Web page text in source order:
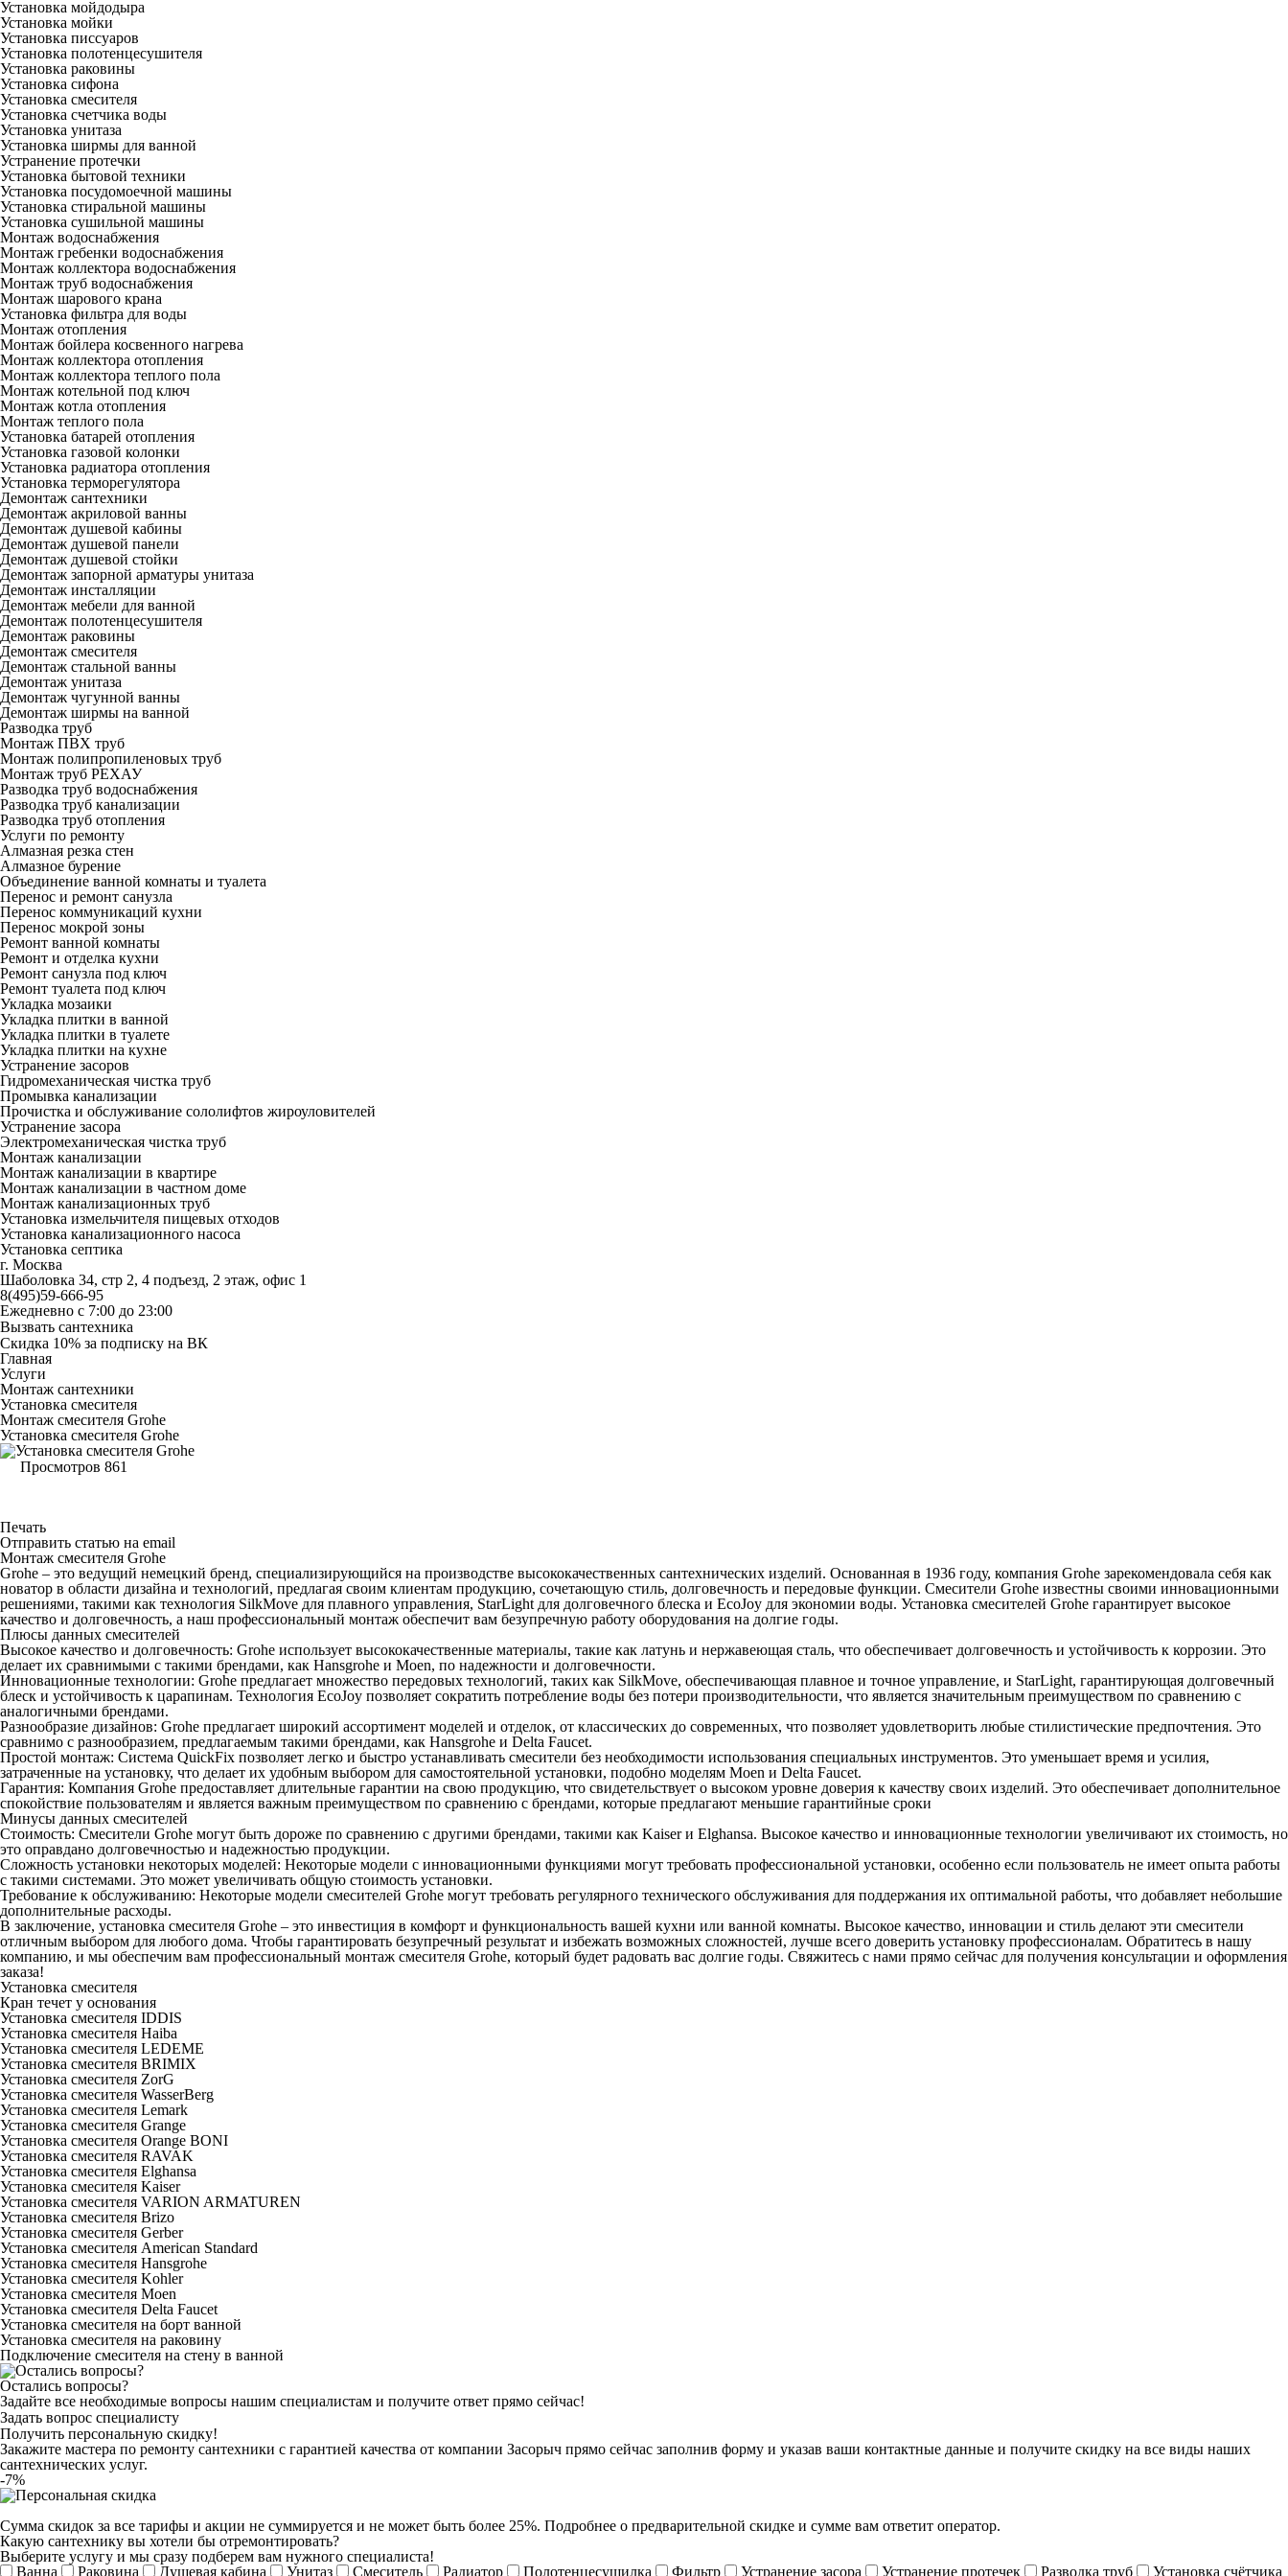
Установка мойдодыра
Установка мойки
Установка писсуаров
Установка полотенцесушителя
Установка раковины
Установка сифона
Установка смесителя
Установка счетчика воды
Установка унитаза
Установка ширмы для ванной
Устранение протечки
Установка бытовой техники
Установка посудомоечной машины
Установка стиральной машины
Установка сушильной машины
Монтаж водоснабжения
Монтаж гребенки водоснабжения
Монтаж коллектора водоснабжения
Монтаж труб водоснабжения
Монтаж шарового крана
Установка фильтра для воды
Монтаж отопления
Монтаж бойлера косвенного нагрева
Монтаж коллектора отопления
Монтаж коллектора теплого пола
Монтаж котельной под ключ
Монтаж котла отопления
Монтаж теплого пола
Установка батарей отопления
Установка газовой колонки
Установка радиатора отопления
Установка терморегулятора
Демонтаж сантехники
Демонтаж акриловой ванны
Демонтаж душевой кабины
Демонтаж душевой панели
Демонтаж душевой стойки
Демонтаж запорной арматуры унитаза
Демонтаж инсталляции
Демонтаж мебели для ванной
Демонтаж полотенцесушителя
Демонтаж раковины
Демонтаж смесителя
Демонтаж стальной ванны
Демонтаж унитаза
Демонтаж чугунной ванны
Демонтаж ширмы на ванной
Разводка труб
Монтаж ПВХ труб
Монтаж полипропиленовых труб
Монтаж труб РЕХАУ
Разводка труб водоснабжения
Разводка труб канализации
Разводка труб отопления
Услуги по ремонту
Алмазная резка стен
Алмазное бурение
Объединение ванной комнаты и туалета
Перенос и ремонт санузла
Перенос коммуникаций кухни
Перенос мокрой зоны
Ремонт ванной комнаты
Ремонт и отделка кухни
Ремонт санузла под ключ
Ремонт туалета под ключ
Укладка мозаики
Укладка плитки в ванной
Укладка плитки в туалете
Укладка плитки на кухне
Устранение засоров
Гидромеханическая чистка труб
Промывка канализации
Прочистка и обслуживание сололифтов жироуловителей
Устранение засора
Электромеханическая чистка труб
Монтаж канализации
Монтаж канализации в квартире
Монтаж канализации в частном доме
Монтаж канализационных труб
Установка измельчителя пищевых отходов
Установка канализационного насоса
Установка септика
г. Москва
Шаболовка 34, стр 2, 4 подъезд, 2 этаж, офис 1
8(495)59-666-95
Ежедневно с 7:00 до 23:00
Вызвать сантехника
Скидка 10% за подписку на ВК
Главная
Услуги
Монтаж сантехники
Установка смесителя
Монтаж смесителя Grohe
Установка смесителя Grohe
Просмотров 861
Печать
Отправить статью на email
Монтаж смесителя Grohe
Grohe – это ведущий немецкий бренд, специализирующийся на производстве высококачественных сантехнических изделий. Основанная в 1936 году, компания Grohe зарекомендовала себя как
новатор в области дизайна и технологий, предлагая своим клиентам продукцию, сочетающую стиль, долговечность и передовые функции. Смесители Grohe известны своими инновационными
решениями, такими как технология SilkMove для плавного управления, StarLight для долговечного блеска и EcoJoy для экономии воды. Установка смесителей Grohe гарантирует высокое
качество и долговечность, а наш профессиональный монтаж обеспечит вам безупречную работу оборудования на долгие годы.
Плюсы данных смесителей
Высокое качество и долговечность: Grohe использует высококачественные материалы, такие как латунь и нержавеющая сталь, что обеспечивает долговечность и устойчивость к коррозии. Это
делает их сравнимыми с такими брендами, как Hansgrohe и Moen, по надежности и долговечности.
Инновационные технологии: Grohe предлагает множество передовых технологий, таких как SilkMove, обеспечивающая плавное и точное управление, и StarLight, гарантирующая долговечный
блеск и устойчивость к царапинам. Технология EcoJoy позволяет сократить потребление воды без потери производительности, что является значительным преимуществом по сравнению с
аналогичными брендами.
Разнообразие дизайнов: Grohe предлагает широкий ассортимент моделей и отделок, от классических до современных, что позволяет удовлетворить любые стилистические предпочтения. Это
сравнимо с разнообразием, предлагаемым такими брендами, как Hansgrohe и Delta Faucet.
Простой монтаж: Система QuickFix позволяет легко и быстро устанавливать смесители без необходимости использования специальных инструментов. Это уменьшает время и усилия,
затраченные на установку, что делает их удобным выбором для самостоятельной установки, подобно моделям Moen и Delta Faucet.
Гарантия: Компания Grohe предоставляет длительные гарантии на свою продукцию, что свидетельствует о высоком уровне доверия к качеству своих изделий. Это обеспечивает дополнительное
спокойствие пользователям и является важным преимуществом по сравнению с брендами, которые предлагают меньшие гарантийные сроки
Минусы данных смесителей
Стоимость: Смесители Grohe могут быть дороже по сравнению с другими брендами, такими как Kaiser и Elghansa. Высокое качество и инновационные технологии увеличивают их стоимость, но
это оправдано долговечностью и надежностью продукции.
Сложность установки некоторых моделей: Некоторые модели с инновационными функциями могут требовать профессиональной установки, особенно если пользователь не имеет опыта работы
с такими системами. Это может увеличивать общую стоимость установки.
Требование к обслуживанию: Некоторые модели смесителей Grohe могут требовать регулярного технического обслуживания для поддержания их оптимальной работы, что добавляет небольшие
дополнительные расходы.
В заключение, установка смесителя Grohe – это инвестиция в комфорт и функциональность вашей кухни или ванной комнаты. Высокое качество, инновации и стиль делают эти смесители
отличным выбором для любого дома. Чтобы гарантировать безупречный результат и избежать возможных сложностей, лучше всего доверить установку профессионалам. Обратитесь в нашу
компанию, и мы обеспечим вам профессиональный монтаж смесителя Grohe, который будет радовать вас долгие годы. Свяжитесь с нами прямо сейчас для получения консультации и оформления
заказа!
Установка смесителя
Кран течет у основания
Установка смесителя IDDIS
Установка смесителя Haiba
Установка смесителя LEDEME
Установка смесителя BRIMIX
Установка смесителя ZorG
Установка смесителя WasserBerg
Установка смесителя Lemark
Установка смесителя Grange
Установка смесителя Orange BONI
Установка смесителя RAVAK
Установка смесителя Elghansa
Установка смесителя Kaiser
Установка смесителя VARION ARMATUREN
Установка смесителя Brizo
Установка смесителя Gerber
Установка смесителя American Standard
Установка смесителя Hansgrohe
Установка смесителя Kohler
Установка смесителя Moen
Установка смесителя Delta Faucet
Установка смесителя на борт ванной
Установка смесителя на раковину
Подключение смесителя на стену в ванной
Остались вопросы?
Задайте все необходимые вопросы нашим специалистам и получите ответ прямо сейчас!
Задать вопрос специалисту
Получить персональную скидку!
Закажите мастера по ремонту сантехники с гарантией качества от компании Засорыч прямо сейчас заполнив форму и указав ваши контактные данные и получите скидку на все виды наших
сантехнических услуг.
-7%
Сумма скидок за все тарифы и акции не суммируется и не может быть более 25%. Подробнее о предварительной скидке и сумме вам ответит оператор.
Какую сантехнику вы хотели бы отремонтировать?
Выберите услугу и мы сразу подберем вам нужного специалиста!
Ванна
Раковина Душевая кабина Унитаз Смеситель Радиатор Полотенцесушилка Фильтр Устранение засора Устранение протечек Разводка труб
Установка счётчика